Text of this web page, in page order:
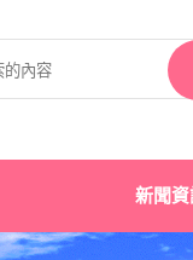
新聞資